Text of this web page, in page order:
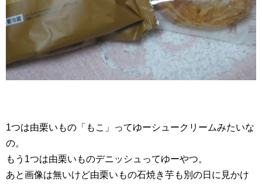
1つは由栗いもの「もこ」ってゆーシュークリームみたいな
の。
もう1つは由栗いものデニッシュってゆーやつ。
あと画像は無いけど由栗いもの石焼き芋も別の日に見かけ